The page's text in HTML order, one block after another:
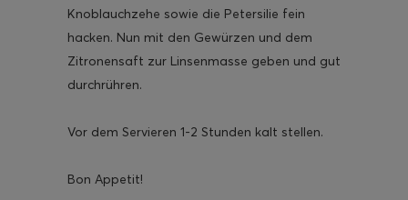
Knoblauchzehe sowie die Petersilie fein
hacken. Nun mit den Gewürzen und dem
Zitronensaft zur Linsenmasse geben und gut
durchrühren.
Vor dem Servieren 1-2 Stunden kalt stellen.
Bon Appetit!